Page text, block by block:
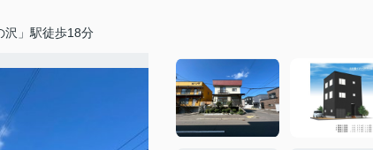
沢」駅徒歩18分